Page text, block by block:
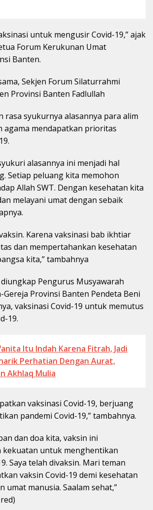
untuk mengusir Covid-19,” ajak
Forum Kerukunan Umat
Banten.
Sekjen Forum Silaturrahmi
Provinsi Banten Fadlullah
rasa syukurnya alasannya para alim
agama mendapatkan prioritas
alasannya ini menjadi hal
Setiap peluang kita memohon
Allah SWT. Dengan kesehatan kita
melayani umat dengan sebaik
Karena vaksinasi bab ikhtiar
dan mempertahankan kesehatan
kita,” tambahnya
Pengurus Musyawarah
Gereja Provinsi Banten Pendeta Beni
vaksinasi Covid-19 untuk memutus
19.
Itu Indah Karena Fitrah, Jadi
Perhatian Dengan Aurat,
Akhlaq Mulia
vaksinasi Covid-19, berjuang
pandemi Covid-19,” tambahnya.
dan doa kita, vaksin ini
kekuatan untuk menghentikan
Saya telah divaksin. Mari teman
vaksin Covid-19 demi kesehatan
umat manusia. Saalam sehat,”